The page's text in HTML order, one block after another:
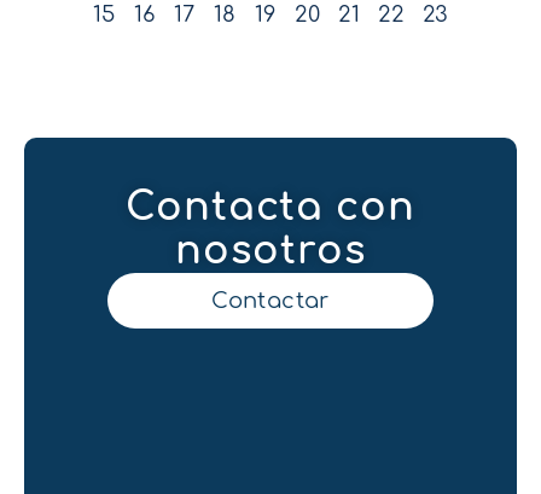
15
16 17 18 19 20 21 22 23
Contacta con
nosotros
Contactar